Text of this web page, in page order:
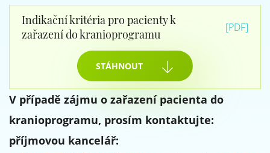
Indikační kritéria pro pacienty k
zařazení do kranioprogramu
[PDF]
STÁHNOUT
V případě zájmu o zařazení pacienta do
kranioprogramu, prosím kontaktujte:
příjmovou kancelář: